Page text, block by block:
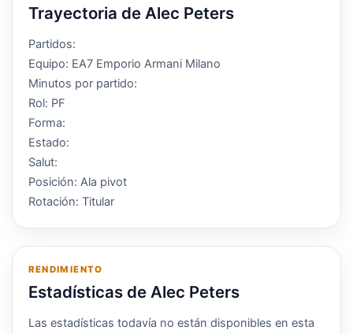
Trayectoria de Alec Peters
Partidos:
Equipo: EA7 Emporio Armani Milano
Minutos por partido:
Rol: PF
Forma:
Estado:
Salut:
Posición: Ala pivot
Rotación: Titular
RENDIMIENTO
Estadísticas de Alec Peters
Las estadísticas todavía no están disponibles en esta